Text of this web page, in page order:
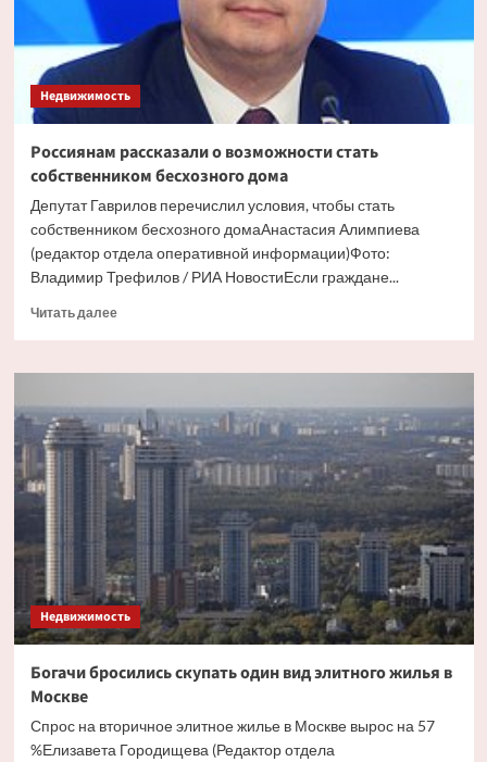
Недвижимость
Россиянам рассказали о возможности стать
собственником бесхозного дома
Депутат Гаврилов перечислил условия, чтобы стать
собственником бесхозного домаАнастасия Алимпиева
(редактор отдела оперативной информации)Фото:
Владимир Трефилов / РИА НовостиЕсли граждане...
Читать далееПрочитать
Россиянам
о
возможности
стать
собственником
бесхозного
дома
Недвижимость
Богачи бросились скупать один вид элитного жилья в
Москве
Спрос на вторичное элитное жилье в Москве вырос на 57
%Елизавета Городищева (Редактор отдела